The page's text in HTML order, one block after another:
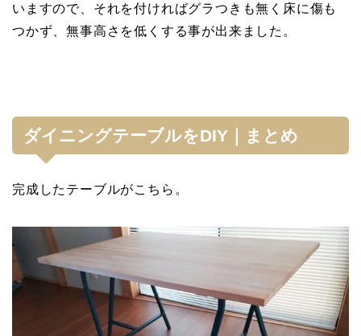
いますので、それを付ければグラつきも無く床に傷も
つかず、無事高さを低くする事が出来ました。
ダイニングテーブルをDIY｜まとめ
完成したテーブルがこちら。